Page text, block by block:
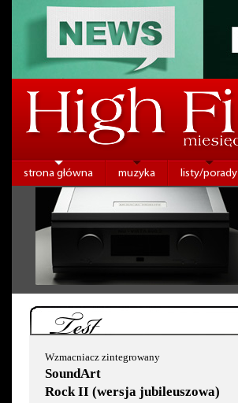
strona główna muzyka listy/porady
Test
Wzmacniacz zintegrowany
SoundArt
Rock II (wersja jubileuszowa)